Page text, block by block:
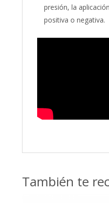
presión, la
positiva o negativa.
También te